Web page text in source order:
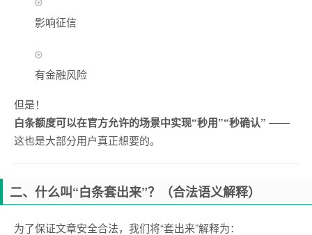
影响征信
有金融风险
但是！
白条额度可以在官方允许的场景中实现“秒用”“秒确认” ——
这也是大部分用户真正想要的。
二、什么叫“白条套出来”？（合法语义解释）
为了保证文章安全合法，我们将“套出来”解释为：